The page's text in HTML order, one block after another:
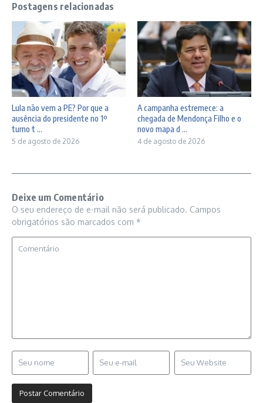
Postagens relacionadas
Lula não vem a PE? Por que a
ausência do presidente no 1º
turno t ...
5 de agosto de 2026
A campanha estremece: a
chegada de Mendonça Filho e o
novo mapa d ...
4 de agosto de 2026
Deixe um Comentário
O seu endereço de e-mail não será publicado. Campos
obrigatórios são marcados com *